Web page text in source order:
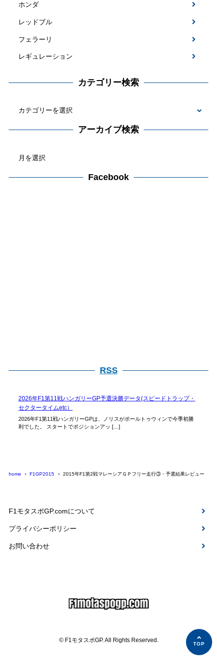
ホンダ
レッドブル
フェラーリ
レギュレーション
カテゴリー検索
テ
検
アーカイブ検索
カ
Facebook
RSS
2026年F1第11戦ハンガリーGP予選決勝データ(スピードトラップ・
セクタータイムetc）
2026年F1第11戦ハンガリーGPは、ノリスがポールトゥウィンで今季初勝
利でした。 スタートでポジションアッ […]
home F1GP2015 2015年F1第2戦マレーシアＧＰフリー走行③・予選結果レビュー
F1モタスポGP.comについて
プライバシーポリシー
お問い合わせ
© F1モタスポGP. All Rights Reserved.